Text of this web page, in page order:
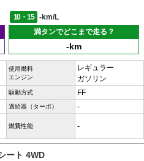
10・15
-km/L
満タンでどこまで走る？
-km
使用燃料
エンジン
レギュラー
ガソリン
駆動方式 FF
過給器（ターボ） -
燃費性能 -
ート 4WD